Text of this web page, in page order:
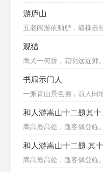
游庐山
五老闲游依舳舻，碧梯云
观猎
鹰犬一何骄，霜明远近郊
书扇示门人
一派青山景色幽，前人田
和人游嵩山十二题其十
嵩高最高处，逸客偶登临
和人游嵩山十二题 其
嵩高最高处，逸客偶登临